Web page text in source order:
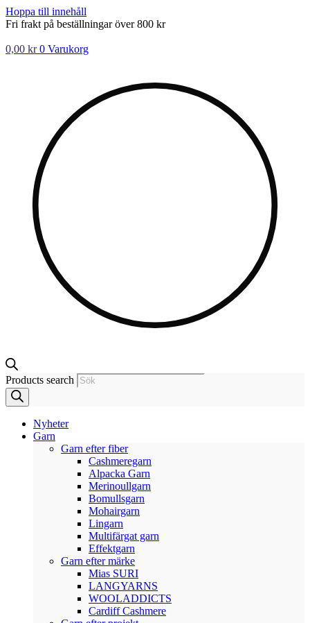
Hoppa till innehåll
Fri frakt på beställningar över 800 kr
0,00 kr 0 Varukorg
Products search
Nyheter
Garn
Garn efter fiber
Cashmeregarn
Alpacka Garn
Merinoullgarn
Bomullsgarn
Mohairgarn
Lingarn
Multifärgat garn
Effektgarn
Garn efter märke
Mias SURI
LANGYARNS
WOOLADDICTS
Cardiff Cashmere